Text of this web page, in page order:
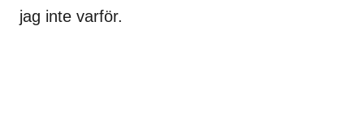
jag inte varför.